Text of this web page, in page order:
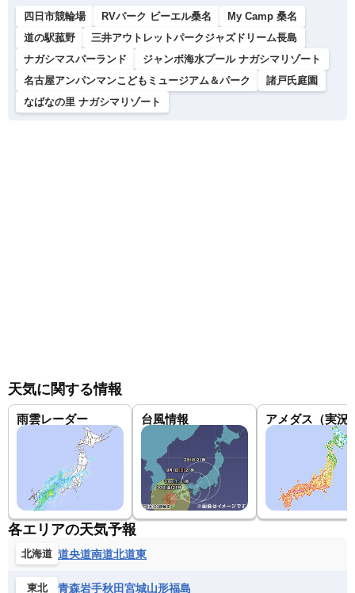
四日市競輪場 RVパーク ビーエル桑名
My Camp 桑名
道の駅菰野
三井アウトレットパークジャズドリーム長島
ナガシマスパーランド
ジャンボ海水プール ナガシマリゾート
名古屋アンパンマンこどもミュージアム＆パーク
諸戸氏庭園
なばなの里 ナガシマリゾート
天気に関する情報
雨雲レーダー 台風情報 アメダス（実況
各エリアの天気予報
北海道 道央道南道北道東
東北 青森岩手秋田宮城山形福島